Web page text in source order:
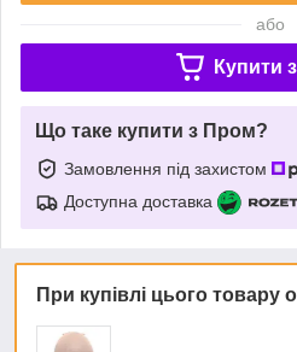
або
Купити з
Що таке купити з Пром?
Замовлення під захистом
Доступна доставка
При купівлі цього товару